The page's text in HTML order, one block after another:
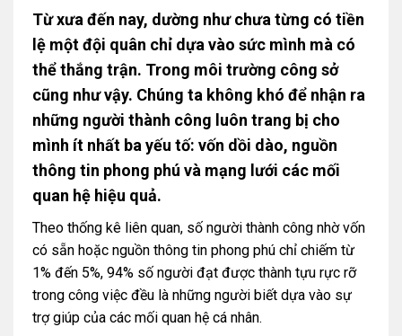
Từ xưa đến nay, dường như chưa từng có tiền
lệ một đội quân chỉ dựa vào sức mình mà có
thể thắng trận. Trong môi trường công sở
cũng như vậy. Chúng ta không khó để nhận ra
những người thành công luôn trang bị cho
mình ít nhất ba yếu tố: vốn dồi dào, nguồn
thông tin phong phú và mạng lưới các mối
quan hệ hiệu quả.
Theo thống kê liên quan, số người thành công nhờ vốn
có sẵn hoặc nguồn thông tin phong phú chỉ chiếm từ
1% đến 5%, 94% số người đạt được thành tựu rực rỡ
trong công việc đều là những người biết dựa vào sự
trợ giúp của các mối quan hệ cá nhân.